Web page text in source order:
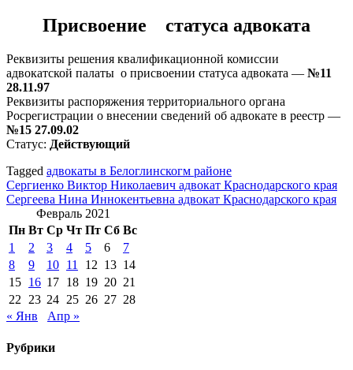
Присвоение статуса адвоката
Реквизиты решения квалификационной комиссии
адвокатской палаты о присвоении статуса адвоката — №11
28.11.97
Реквизиты распоряжения территориального органа
Росрегистрации о внесении сведений об адвокате в реестр —
№15 27.09.02
Статус: Действующий
Tagged адвокаты в Белоглинскогм районе
Навигация
по
записям
Сергиенко Виктор Николаевич адвокат Краснодарского края
Сергеева Нина Иннокентьевна адвокат Краснодарского края
Февраль 2021
Пн Вт Ср Чт Пт Сб Вс
1
2 3 4 5 6
7
8
9 10 11 12 13 14
15 16 17 18 19 20 21
22
23 24 25 26 27 28
« Янв
Апр »
Рубрики